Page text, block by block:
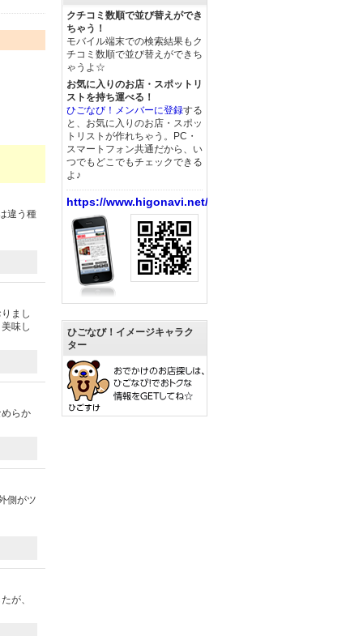
違う種
まし
味し
らか
側がツ
が、
クチコミ数順で並び替えができ
ちゃう！
モバイル端末での検索結果もク
チコミ数順で並び替えができち
ゃうよ☆
お気に入りのお店・スポットリ
ストを持ち運べる！
ひごなび！メンバーに登録する
と、お気に入りのお店・スポッ
トリストが作れちゃう。PC・
スマートフォン共通だから、い
つでもどこでもチェックできる
よ♪
https://www.higonavi.net/
ひごなび！イメージキャラク
ター